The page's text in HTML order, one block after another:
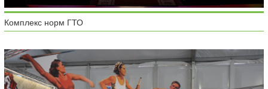
Комплекс норм ГТО